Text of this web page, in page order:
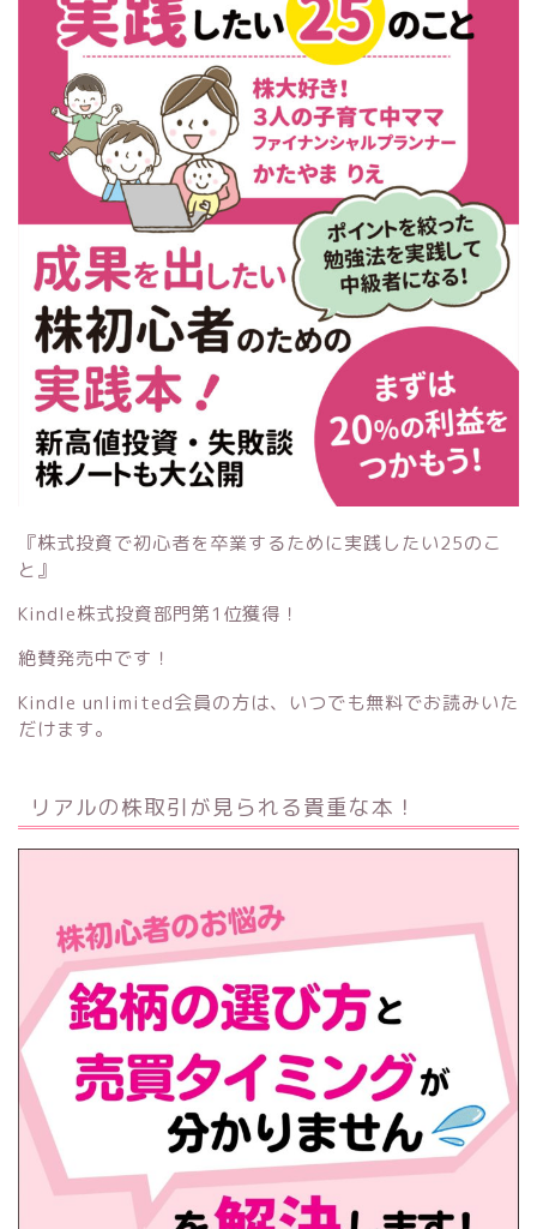
『株式投資で初心者を卒業するために実践したい25のこ
と』
Kindle株式投資部門第1位獲得！
絶賛発売中です！
Kindle unlimited会員の方は、いつでも無料でお読みいた
だけます。
リアルの株取引が見られる貴重な本！